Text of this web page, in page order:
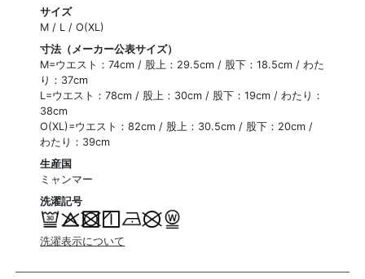
サイズ
M / L / O(XL)
寸法（メーカー公表サイズ）
M=ウエスト：74cm / 股上：29.5cm / 股下：18.5cm / わた
り：37cm
L=ウエスト：78cm / 股上：30cm / 股下：19cm / わたり：
38cm
O(XL)=ウエスト：82cm / 股上：30.5cm / 股下：20cm /
わたり：39cm
生産国
ミャンマー
洗濯記号
洗濯表示について